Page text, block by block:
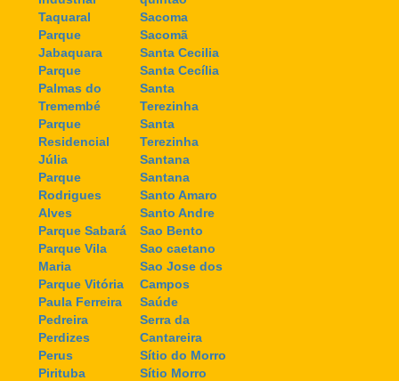
Taquaral
Parque
Jabaquara
Parque
Palmas do
Tremembé
Parque
Residencial
Júlia
Parque
Rodrigues
Alves
Parque Sabará
Parque Vila
Maria
Parque Vitória
Paula Ferreira
Pedreira
Perdizes
Perus
Pirituba
Sacoma
Sacomã
Santa Cecilia
Santa Cecília
Santa
Terezinha
Santa
Terezinha
Santana
Santana
Santo Amaro
Santo Andre
Sao Bento
Sao caetano
Sao Jose dos
Campos
Saúde
Serra da
Cantareira
Sítio do Morro
Sítio Morro